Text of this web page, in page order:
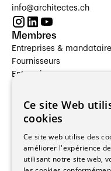
info@architectes.ch
Membres
Entreprises &
Fournisseurs
Entreprises
Architectes paysagistes
Architectes d'intérieur
Entreprises générales
Ingénieurs et
Ce site Web
cookies
Ce site web utilise des
améliorer l'expérience
utilisant notre site web,